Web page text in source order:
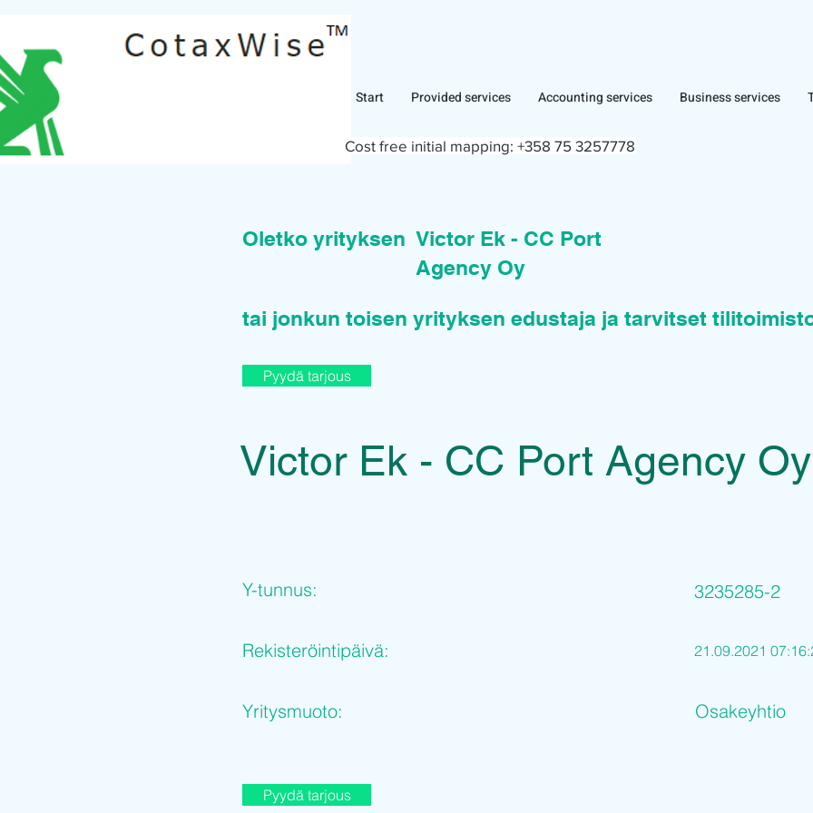
Start Provided services Accounting services Business services
Cost free initial mapping: +358 75 3257778
Oletko yrityksen Victor Ek - CC Port
Agency Oy
tai jonkun toisen yrityksen edustaja ja tarvitset
Pyydä tarjous
Victor Ek - CC Port Agency Oy
Y-tunnus:
Rekisteröintipäivä:
Yritysmuoto:
3235285-2
21.09.2021
Osakeyhtio
Pyydä tarjous